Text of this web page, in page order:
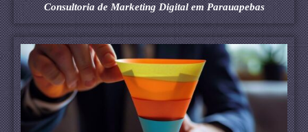
Consultoria de Marketing Digital em Parauapebas